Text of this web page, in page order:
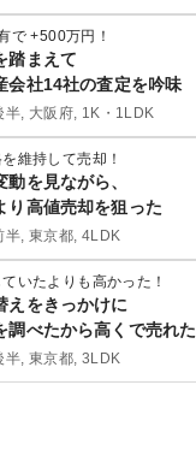
で +500万円！
踏まえて
会社14社の査定を吟味
半, 大阪府, 1K・1LDK
維持して売却！
動を見ながら、
り高値売却を狙った
半, 東京都, 4LDK
いたよりも高かった！
えをきっかけに
調べたから高くで売れた
半, 東京都, 3LDK